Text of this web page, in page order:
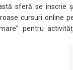
sferă se înscrie
cursuri online
pentru